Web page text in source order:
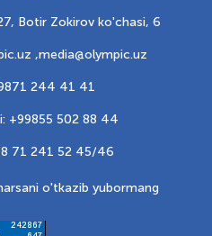
Botir Zokirov ko'chasi, 6
,media@olympic.uz
244 41 41
+99855 502 88 44
71 241 52 45/46
o'tkazib yubormang